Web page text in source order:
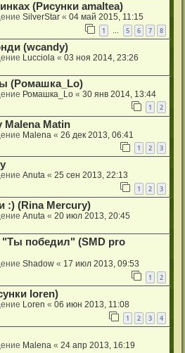
(Рисунки amaltea)
SilverStar « 04 май 2015, 11:15
1 5 6 7 8
(wcandy)
Lucciola « 03 ноя 2014, 23:26
(Ромашка_Lo)
Ромашка_Lo « 30 янв 2014, 13:44
1 2
Malena Matin
Malena « 26 дек 2013, 06:41
1 2 3
Anuta « 25 сен 2013, 22:13
1 2 3
:) (Rina Mercury)
Anuta « 20 июл 2013, 20:45
победил" (SMD pro
Shadow « 17 июл 2013, 09:53
1 2
loren)
Loren « 06 июн 2013, 11:08
1 2 3 4
Malena « 24 апр 2013, 16:19